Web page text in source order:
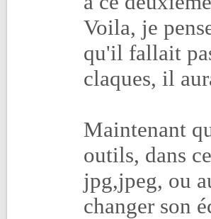
Voila, je
qu'il fallait
claques, il
Maintenant
outils, dans
jpg,jpeg, ou
changer son